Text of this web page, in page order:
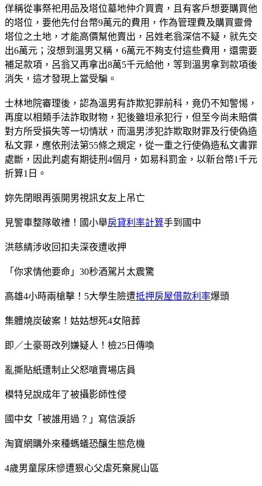
佯稱從事祭祀用品及塔位墓地仲介買賣，且有客戶想要購買他
的塔位，要他先付台幣9萬元的費用，作為管理費及購買靈骨
塔位之土地，才能高價幫他賣出，呂姓老翁深信不疑，就先交
出6萬元；沒想到溫男又稱，6萬元不夠支付這些費用，還需要
補足款項，呂翁又再拿出8萬5千元給他，等到溫男拿到款項後
消失，這才發現上當受騙。
士林地院審理後，認為溫男有詐欺犯罪前科，竟仍不知警惕，
再度以相類手法詐取財物，犯後雖坦承犯行，但至今尚未賠償
對方所受損失等一切情狀，而溫男涉犯詐欺取財罪及行使偽造
私文罪，應依刑法第55條之規定，從一重之行使偽造私文書罪
處斷，因此判處有期徒刑4個月，如易科罰金，以新台幣1千元
折算1日。
妳先閉眼再張開男視訊女友上吊亡
見警車整隊敬禮！國小舉房貸利率計算手到國中
洪慈綪涉收回扣夫深夜遭收押
「你求情他要命」30秒酒駕片太震驚
高雄4小時兩槍擊！5大學生險遭抵押房屋借款利率爆頭
集體燒炭破案！姑姑想死4女陪葬
即／土豪哥改列嫌疑人！檢25日傳喚
亂撕貼紙遭制止父怒嗆賣場店員
模特兒說成年了被攝影師性侵
國中女「被誰用過？」寫信淚訴
淘寶網購外來種螞蟻恐釀生態危機
4歲男童尿床慘遭狠心父虐死棄屍山區